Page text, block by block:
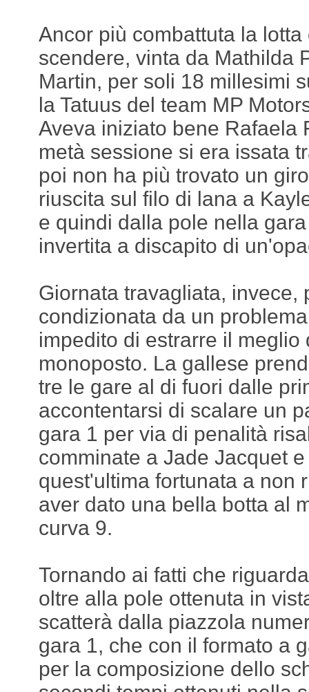
Ancor più combattuta la
scendere, vinta da Mathilda
Martin, per soli 18 millesimi
la Tatuus del team MP
Aveva iniziato bene Rafaela
metà sessione si era issata
poi non ha più trovato un
riuscita sul filo di lana a
e quindi dalla pole nella
invertita a discapito di
Giornata travagliata, invece,
condizionata da un
impedito di estrarre il meglio
monoposto. La gallese
tre le gare al di fuori dalle
accontentarsi di scalare un
gara 1 per via di penalità
comminate a Jade Jacquet
quest'ultima fortunata a non
aver dato una bella botta al
curva 9.
Tornando ai fatti che
oltre alla pole ottenuta in
scatterà dalla piazzola
gara 1, che con il formato a
per la composizione dello